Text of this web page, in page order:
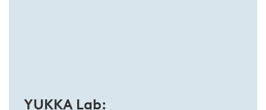
YUKKA Lab: